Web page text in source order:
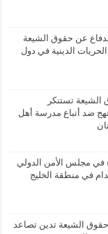
عن حقوق الشيعة
الدينية في دول
الشيعة تستنكر
ضد أتباع مدرسة أهل
في مجلس الأمن الدولي
في منطقة الخليج
حقوق الشيعة تدين تصاعد